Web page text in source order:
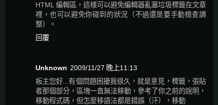
HTML 編輯區，這樣可以避免編輯器亂塞垃圾標籤在文章
裡，也可以避免你碰到的狀況（不過還是要手動檢查調
整）。
回覆
Unknown 2009/11/27 晚上11:13
板主您好...有個問題困擾我很久，就是意見，標籤，張貼
者那個部分，區塊一直無法移動，參考了你之前的說明，
移動程式碼，但怎麼移語法都是錯誤（汗），移動